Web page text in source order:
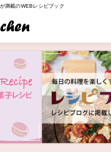
満載のWEBレシピブック